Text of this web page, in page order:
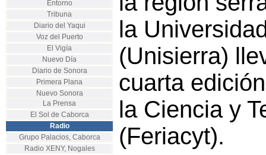
Entorno
Tribuna
Diario del Yaqui
Voz del Puerto
El Vigía
Nuevo Día
Diario de Sonora
Primera Plana
Nuevo Sonora
La Prensa
El Sol de Caborca
Radio
Grupo Palacios, Caborca
Radio XENY, Nogales
la
(Unisierra)
cuarta
la Ciencia y
(Feriacyt).